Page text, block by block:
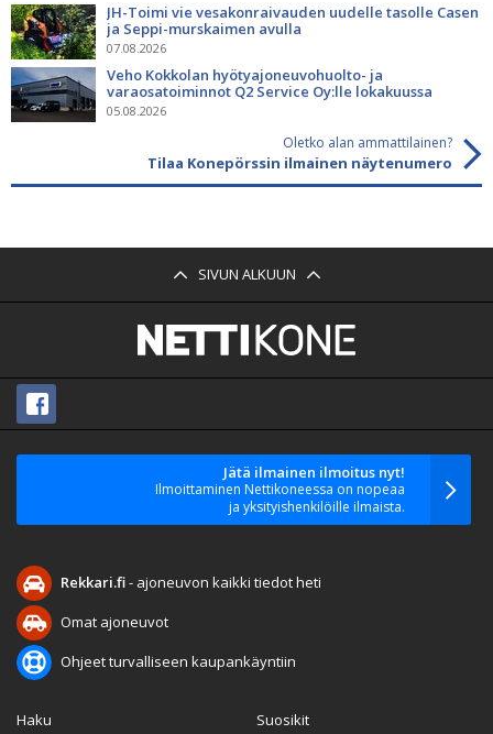
JH-Toimi vie vesakonraivauden uudelle tasolle Casen
ja Seppi-murskaimen avulla
07.08.2026
Veho Kokkolan hyötyajoneuvohuolto- ja
varaosatoiminnot Q2 Service Oy:lle lokakuussa
05.08.2026
Oletko alan ammattilainen?
Tilaa Konepörssin ilmainen näytenumero
SIVUN ALKUUN
Jätä ilmainen ilmoitus nyt!
Ilmoittaminen Nettikoneessa on nopeaa
ja yksityishenkilöille ilmaista.
Rekkari.fi- ajoneuvon kaikki tiedot heti
Omat ajoneuvot
Ohjeet turvalliseen kaupankäyntiin
Haku
Suosikit